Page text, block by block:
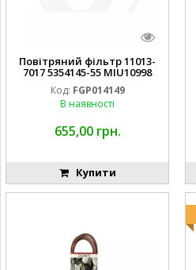
Повітряний фільтр 11013-
7017 5354145-55 MIU10998
Код: FGP014149
В наявності
655,00 грн.
Купити